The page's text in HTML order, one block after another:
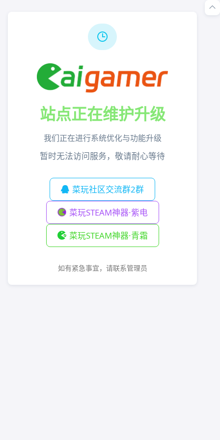
站点正在维护升级
我们正在进行系统优化与功能升级
暂时无法访问服务，敬请耐心等待
菜玩社区交流群2群
菜玩STEAM神器·紫电
菜玩STEAM神器·青霜
如有紧急事宜，请联系管理员